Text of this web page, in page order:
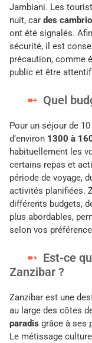
Jambiani. Les
nuit, car des
ont été signalés.
sécurité, il est
précaution, comme
public et être
Quel
Pour un séjour de
d’environ 1300 à
habituellement les
certains repas et
période de voyage,
activités planifiées.
différents budgets,
plus abordables,
selon vos
Est-ce
Zanzibar ?
Zanzibar est une
au large des côtes
paradis grâce à ses
Le métissage